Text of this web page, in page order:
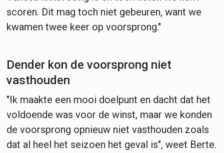
scoren. Dit mag toch niet gebeuren, want we
kwamen twee keer op voorsprong."
Dender kon de voorsprong niet
vasthouden
"Ik maakte een mooi doelpunt en dacht dat het
voldoende was voor de winst, maar we konden
de voorsprong opnieuw niet vasthouden zoals
dat al heel het seizoen het geval is", weet Berte.